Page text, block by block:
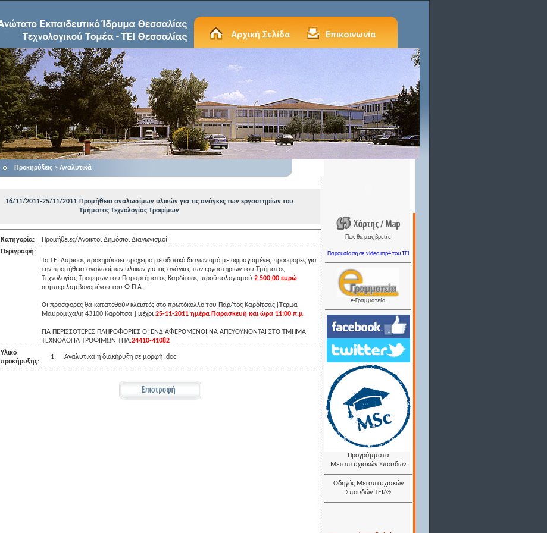
Προκηρύξεις > Αναλυτικά
16/11/2011-25/11/2011 Προμήθεια αναλωσίμων υλικών για τις ανάγκες των εργαστηρίων του
Τμήματος Τεχνολογίας Τροφίμων
Κατηγορία:
Προμήθειες/Ανοικτοί Δημόσιοι Διαγωνισμοί
Περιγραφή:
Το ΤΕΙ Λάρισας προκηρύσσει πρόχειρο μειοδοτικό διαγωνισμό με σφραγισμένες προσφορές για
την προμήθεια αναλωσίμων υλικών για τις ανάγκες των εργαστηρίων του Τμήματος
Τεχνολογίας Τροφίμων του Παραρτήματος Καρδίτσας, προϋπολογισμού 2.500,00 ευρώ
συμπεριλαμβανομένου του Φ.Π.Α.
Οι προσφορές θα κατατεθούν κλειστές στο πρωτόκολλο του Παρ/τος Καρδίτσας [Τέρμα
Μαυρομιχάλη 43100 Καρδίτσα ] μέχρι 25-11-2011 ημέρα Παρασκευή και ώρα 11:00 π.μ.
ΓΙΑ ΠΕΡΙΣΣΟΤΕΡΕΣ ΠΛΗΡΟΦΟΡΙΕΣ ΟΙ ΕΝΔΙΑΦΕΡΟΜΕΝΟΙ ΝΑ ΑΠΕΥΘΥΝΟΝΤΑΙ ΣΤΟ ΤΜΗΜΑ
ΤΕΧΝΟΛΟΓΙΑ ΤΡΟΦΙΜΩΝ ΤΗΛ.24410-41082
Υλικό
προκήρυξης:
1. Αναλυτικά η διακήρυξη σε μορφή .doc
Πως θα μας βρείτε
Παρουσίαση σε video mp4 του TEI
e-Γραμματεία
Προγράμματα
Μεταπτυχιακών Σπουδών
Οδηγός Μεταπτυχιακών
Σπουδών ΤΕΙ/Θ